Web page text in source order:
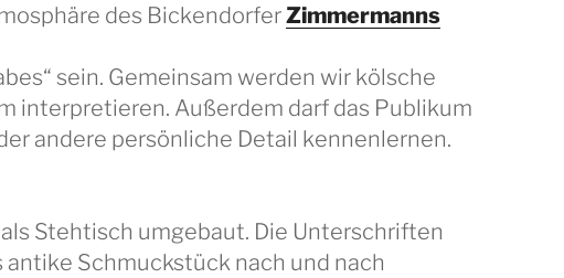
des BickendorferZimmermanns
sein. Gemeinsam werden wir kölsche
interpretieren. Außerdem darf das Publikum
andere persönliche Detail kennenlernen.
Stehtisch umgebaut. Die Unterschriften
Schmuckstück nach und nach